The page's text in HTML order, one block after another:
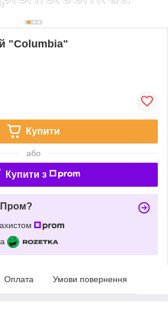
"Columbia"
Купити
або
Купити з
Пром?
Оплата Умови повернення